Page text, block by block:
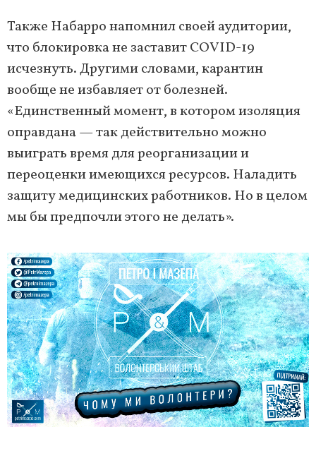
Также Набарро напомнил своей аудитории,
что блокировка не заставит COVID-19
исчезнуть. Другими словами, карантин
вообще не избавляет от болезней.
«Единственный момент, в котором изоляция
оправдана — так действительно можно
выиграть время для реорганизации и
переоценки имеющихся ресурсов. Наладить
защиту медицинских работников. Но в целом
мы бы предпочли этого не делать».